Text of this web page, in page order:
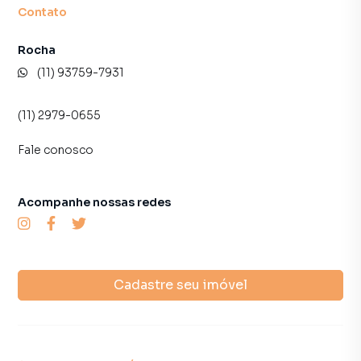
Contato
Rocha
(11) 93759-7931
(11) 2979-0655
Fale conosco
Cadastre seu imóvel
Acompanhe nossas redes